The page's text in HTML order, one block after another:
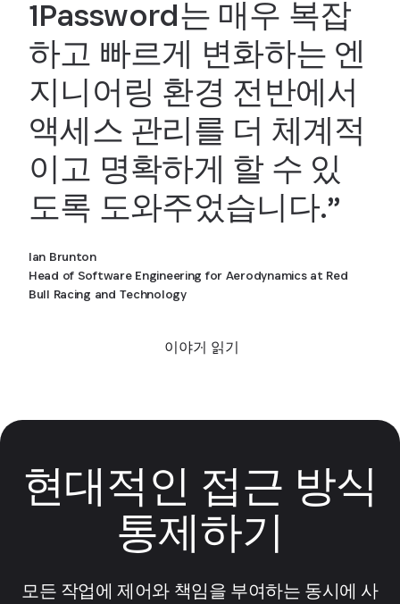
1Password는 매우 복잡
하고 빠르게 변화하는 엔
지니어링 환경 전반에서
액세스 관리를 더 체계적
이고 명확하게 할 수 있
도록 도와주었습니다.”
Ian Brunton
Head of Software Engineering for Aerodynamics at Red
Bull Racing and Technology
이야기 읽기
현대적인 접근 방식
통제하기
모든 작업에 제어와 책임을 부여하는 동시에 사